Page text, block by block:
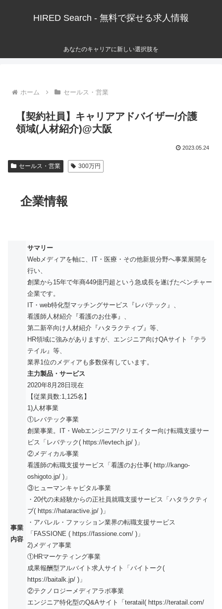
HIRED Search - 無料で探せる求人情報
あなたのキャリアに新しい選択肢を
ホーム セールス・営業
【契約社員】キャリアアドバイザー/介護
領域(人材紹介)@大阪
2023.05.24
セールス・営業 300万円
企業情報
事業
内容
サマリー
Webメディアを軸に、IT・医療・その他新規分野へ事業展開を
行い、
創業から15年で年商449億円超という急成長を遂げたベンチャー
企業です。
IT・web特化型マッチングサービス『レバテック』、
看護師人材紹介『看護のお仕事』、
第二新卒向け人材紹介『ハタラクティブ』等、
HR領域に強みがありますが、エンジニア向けQAサイト『テラ
テイル』等、
業界1位のメディアも多数保有しています。
主力製品・サービス
2020年8月28日現在
【従業員数:1,125名】
1)人材事業
①レバテック事業
創業事業。IT・Webエンジニア/クリエイター向け転職支援サー
ビス「レバテック( https://levtech.jp/ )」
②メディカル事業
看護師の転職支援サービス「看護のお仕事( http://kango-
oshigoto.jp/ )」
③ヒューマンキャピタル事業
・20代の未経験からの正社員就職支援サービス「ハタラクティ
ブ( https://hataractive.jp/ )」
・アパレル・ファッション業界の転職支援サービス
「FASSIONE ( https://fassione.com/ )」
2)メディア事業
①HRマーケティング事業
成果報酬型アルバイト求人サイト「バイトーク(
https://baitalk.jp/ )」
②テクノロジーメディアラボ事業
エンジニア特化型のQ&Aサイト「teratail( https://teratail.com/